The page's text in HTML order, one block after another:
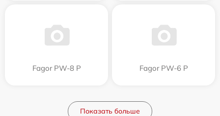
Fagor PW-8 P Fagor PW-6 P
Показать больше